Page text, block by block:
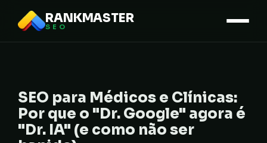
RANKMASTER
SEO
SEO para Médicos e Clínicas:
Por que o "Dr. Google" agora é
"Dr. IA" (e como não ser